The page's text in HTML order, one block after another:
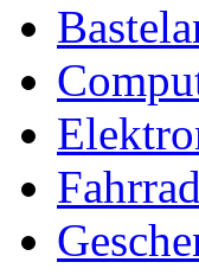
Fahrrad